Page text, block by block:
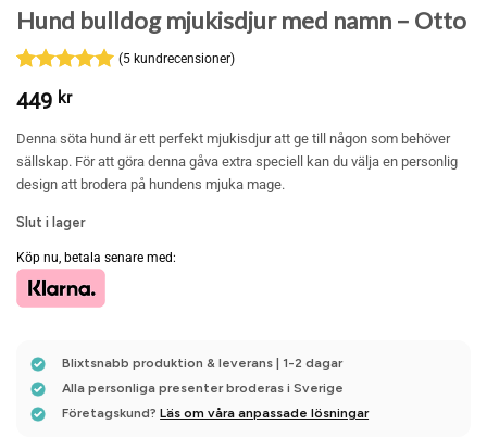
Hund bulldog mjukisdjur med namn – Otto
Betygsatt
av 5
kundrecensioner
(5 kundrecensioner)
449 kr
Denna söta hund är ett perfekt mjukisdjur att ge till någon som behöver
sällskap. För att göra denna gåva extra speciell kan du välja en personlig
design att brodera på hundens mjuka mage.
Slut i lager
Köp nu, betala senare med:
Blixtsnabb produktion & leverans | 1-2 dagar
Alla personliga presenter broderas i Sverige
Företagskund?Läs om våra anpassade lösningar